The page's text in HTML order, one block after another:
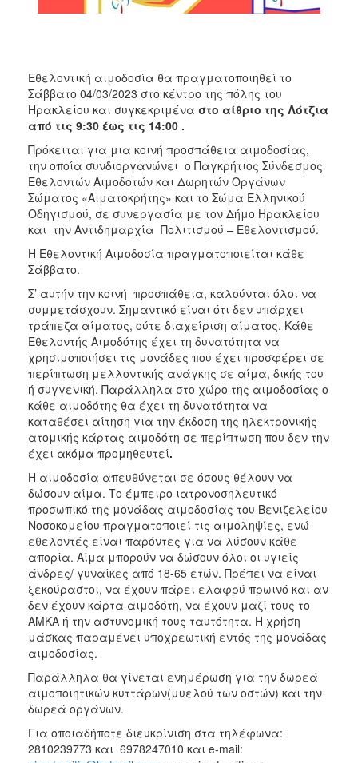
Εθελοντική αιμοδοσία θα πραγματοποιηθεί το
Σάββατο 04/03/2023 στο κέντρο της πόλης του
Ηρακλείου και συγκεκριμένα στο αίθριο της Λότζια
από τις 9:30 έως τις 14:00 .
Πρόκειται για μια κοινή προσπάθεια αιμοδοσίας,
την οποία συνδιοργανώνει ο Παγκρήτιος Σύνδεσμος
Εθελοντών Αιμοδοτών και Δωρητών Οργάνων
Σώματος «Αιματοκρήτης» και το Σώμα Ελληνικού
Οδηγισμού, σε συνεργασία με τον Δήμο Ηρακλείου
και την Αντιδημαρχία Πολιτισμού – Εθελοντισμού.
Η Εθελοντική Αιμοδοσία πραγματοποιείται κάθε
Σάββατο.
Σ’ αυτήν την κοινή προσπάθεια, καλούνται όλοι να
συμμετάσχουν. Σημαντικό είναι ότι δεν υπάρχει
τράπεζα αίματος, ούτε διαχείριση αίματος. Κάθε
Εθελοντής Αιμοδότης έχει τη δυνατότητα να
χρησιμοποιήσει τις μονάδες που έχει προσφέρει σε
περίπτωση μελλοντικής ανάγκης σε αίμα, δικής του
ή συγγενική. Παράλληλα στο χώρο της αιμοδοσίας ο
κάθε αιμοδότης θα έχει τη δυνατότητα να
καταθέσει αίτηση για την έκδοση της ηλεκτρονικής
ατομικής κάρτας αιμοδότη σε περίπτωση που δεν την
έχει ακόμα προμηθευτεί.
Η αιμοδοσία απευθύνεται σε όσους θέλουν να
δώσουν αίμα. Το έμπειρο ιατρονοσηλευτικό
προσωπικό της μονάδας αιμοδοσίας του Βενιζελείου
Νοσοκομείου πραγματοποιεί τις αιμοληψίες, ενώ
εθελοντές είναι παρόντες για να λύσουν κάθε
απορία. Αίμα μπορούν να δώσουν όλοι οι υγιείς
άνδρες/ γυναίκες από 18-65 ετών. Πρέπει να είναι
ξεκούραστοι, να έχουν πάρει ελαφρύ πρωινό και αν
δεν έχουν κάρτα αιμοδότη, να έχουν μαζί τους το
ΑΜΚΑ ή την αστυνομική τους ταυτότητα. Η χρήση
μάσκας παραμένει υποχρεωτική εντός της μονάδας
αιμοδοσίας.
Παράλληλα θα γίνεται ενημέρωση για την δωρεά
αιμοποιητικών κυττάρων(μυελού των οστών) και την
δωρεά οργάνων.
Για οποιαδήποτε διευκρίνιση στα τηλέφωνα:
2810239773 και 6978247010 και e-mail: